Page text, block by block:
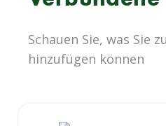
Schauen Sie, was Sie
hinzufügen können